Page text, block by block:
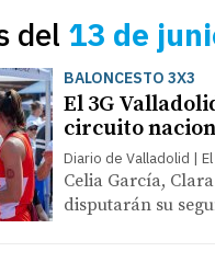
del 13 de
BALONCESTO 3X3
El 3G
circuito
Diario de Valladolid |
Celia García,
disputarán su